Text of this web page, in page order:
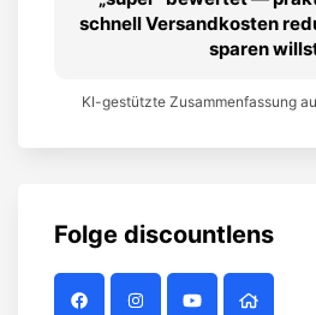
schnell Versandkosten
sparen
KI-gestützte Zusammenfassung
Folge discountlens